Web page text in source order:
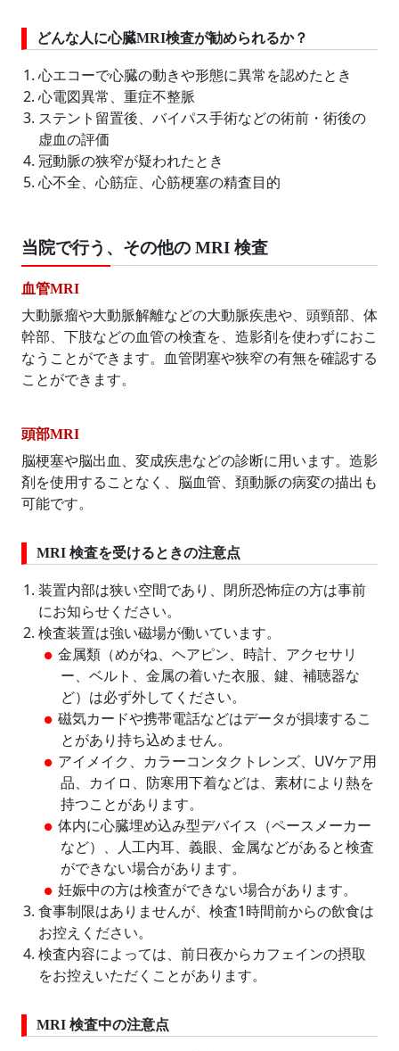
どんな人に心臓MRI検査が勧められるか？
心エコーで心臓の動きや形態に異常を認めたとき
心電図異常、重症不整脈
ステント留置後、バイパス手術などの術前・術後の
虚血の評価
冠動脈の狭窄が疑われたとき
心不全、心筋症、心筋梗塞の精査目的
当院で行う、その他の MRI 検査
血管MRI
大動脈瘤や大動脈解離などの大動脈疾患や、頭頸部、体
幹部、下肢などの血管の検査を、造影剤を使わずにおこ
なうことができます。血管閉塞や狭窄の有無を確認する
ことができます。
頭部MRI
脳梗塞や脳出血、変成疾患などの診断に用います。造影
剤を使用することなく、脳血管、頚動脈の病変の描出も
可能です。
MRI 検査を受けるときの注意点
装置内部は狭い空間であり、閉所恐怖症の方は事前
にお知らせください。
検査装置は強い磁場が働いています。
金属類（めがね、ヘアピン、時計、アクセサリ
ー、ベルト、金属の着いた衣服、鍵、補聴器な
ど）は必ず外してください。
磁気カードや携帯電話などはデータが損壊するこ
とがあり持ち込めません。
アイメイク、カラーコンタクトレンズ、UVケア用
品、カイロ、防寒用下着などは、素材により熱を
持つことがあります。
体内に心臓埋め込み型デバイス（ペースメーカー
など）、人工内耳、義眼、金属などがあると検査
ができない場合があります。
妊娠中の方は検査ができない場合があります。
食事制限はありませんが、検査1時間前からの飲食は
お控えください。
検査内容によっては、前日夜からカフェインの摂取
をお控えいただくことがあります。
MRI 検査中の注意点